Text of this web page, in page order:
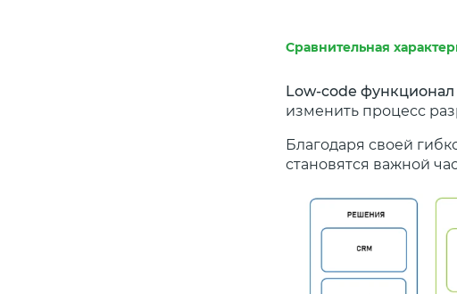
Сравнительная
Low-code функционал
изменить процесс
Благодаря своей
становятся важной